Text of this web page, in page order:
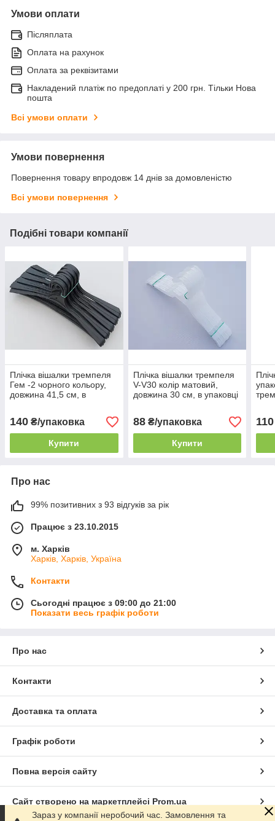
Умови оплати
Післяплата
Оплата на рахунок
Оплата за реквізитами
Накладений платіж по предоплаті у 200 грн. Тільки Нова
пошта
Всі умови оплати
Умови повернення
Повернення товару впродовж 14 днів за домовленістю
Всі умови повернення
Подібні товари компанії
Плічка вішалки тремпеля
Гем -2 чорного кольору,
довжина 41,5 см, в
140 ₴/упаковка
Купити
Плічка вішалки тремпеля
V-V30 колір матовий,
довжина 30 см, в упаковці
88₴/упаковка
Купити
110
Про нас
99% позитивних з 93 відгуків за рік
Працює з 23.10.2015
м. Харків
Харків, Харків, Україна
Контакти
Сьогодні працює з 09:00 до 21:00
Показати весь графік роботи
Про нас
Контакти
Доставка та оплата
Графік роботи
Повна версія сайту
Сайт створено на маркетплейсі Prom.ua
Зараз у компанії неробочий час. Замовлення та